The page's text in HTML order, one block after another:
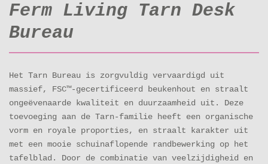
Ferm Living Tarn Desk
Bureau
Het Tarn Bureau is zorgvuldig vervaardigd uit
massief, FSC™-gecertificeerd beukenhout en straalt
ongeëvenaarde kwaliteit en duurzaamheid uit. Deze
toevoeging aan de Tarn-familie heeft een organische
vorm en royale proporties, en straalt karakter uit
met een mooie schuinaflopende randbewerking op het
tafelblad. Door de combinatie van veelzijdigheid en